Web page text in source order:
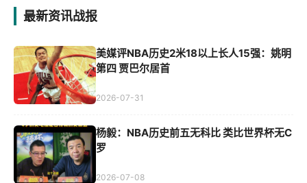
最新资讯战报
美媒评NBA历史2米18以上长人15强：姚明
第四 贾巴尔居首
2026-07-31
杨毅：NBA历史前五无科比 类比世界杯无C
罗
2026-07-08